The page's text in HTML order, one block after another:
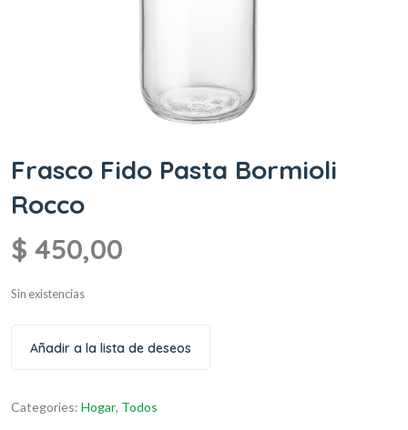
Frasco Fido Pasta Bormioli
Rocco
$ 450,00
Sin existencias
Añadir a la lista de deseos
Categories: Hogar, Todos